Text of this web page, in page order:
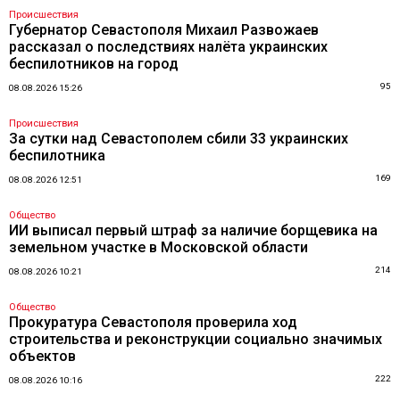
Происшествия
Губернатор Севастополя Михаил Развожаев
рассказал о последствиях налёта украинских
беспилотников на город
08.08.2026 15:26 95
Происшествия
За сутки над Севастополем сбили 33 украинских
беспилотника
08.08.2026 12:51 169
Общество
ИИ выписал первый штраф за наличие борщевика на
земельном участке в Московской области
08.08.2026 10:21 214
Общество
Прокуратура Севастополя проверила ход
строительства и реконструкции социально значимых
объектов
08.08.2026 10:16 222